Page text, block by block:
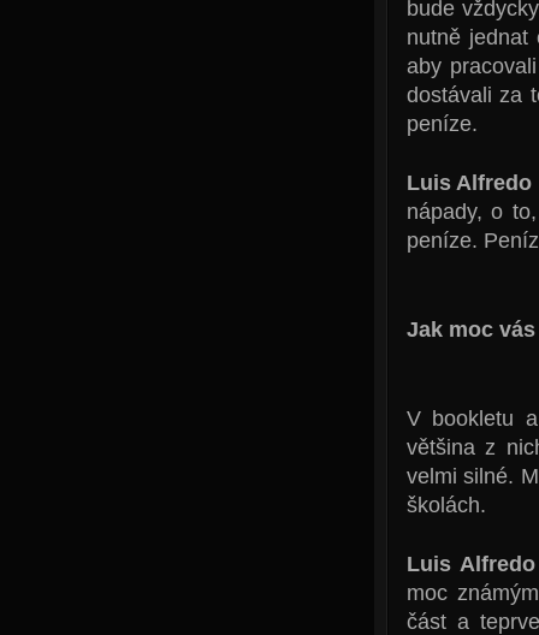
bude
nutně
aby
dostávali za
peníze.
Luis
nápady, o
peníze.
Jak moc
V bookletu
většina z
velmi silné.
školách.
Luis
moc
část a